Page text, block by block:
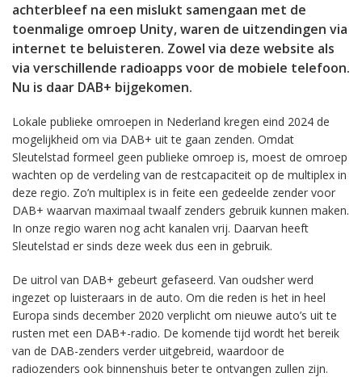
achterbleef na een mislukt samengaan met de
toenmalige omroep Unity, waren de uitzendingen via
internet te beluisteren. Zowel via deze website als
via verschillende radioapps voor de mobiele telefoon.
Nu is daar DAB+ bijgekomen.
Lokale publieke omroepen in Nederland kregen eind 2024 de
mogelijkheid om via DAB+ uit te gaan zenden. Omdat
Sleutelstad formeel geen publieke omroep is, moest de omroep
wachten op de verdeling van de restcapaciteit op de multiplex in
deze regio. Zo’n multiplex is in feite een gedeelde zender voor
DAB+ waarvan maximaal twaalf zenders gebruik kunnen maken.
In onze regio waren nog acht kanalen vrij. Daarvan heeft
Sleutelstad er sinds deze week dus een in gebruik.
De uitrol van DAB+ gebeurt gefaseerd. Van oudsher werd
ingezet op luisteraars in de auto. Om die reden is het in heel
Europa sinds december 2020 verplicht om nieuwe auto’s uit te
rusten met een DAB+-radio. De komende tijd wordt het bereik
van de DAB-zenders verder uitgebreid, waardoor de
radiozenders ook binnenshuis beter te ontvangen zullen zijn.